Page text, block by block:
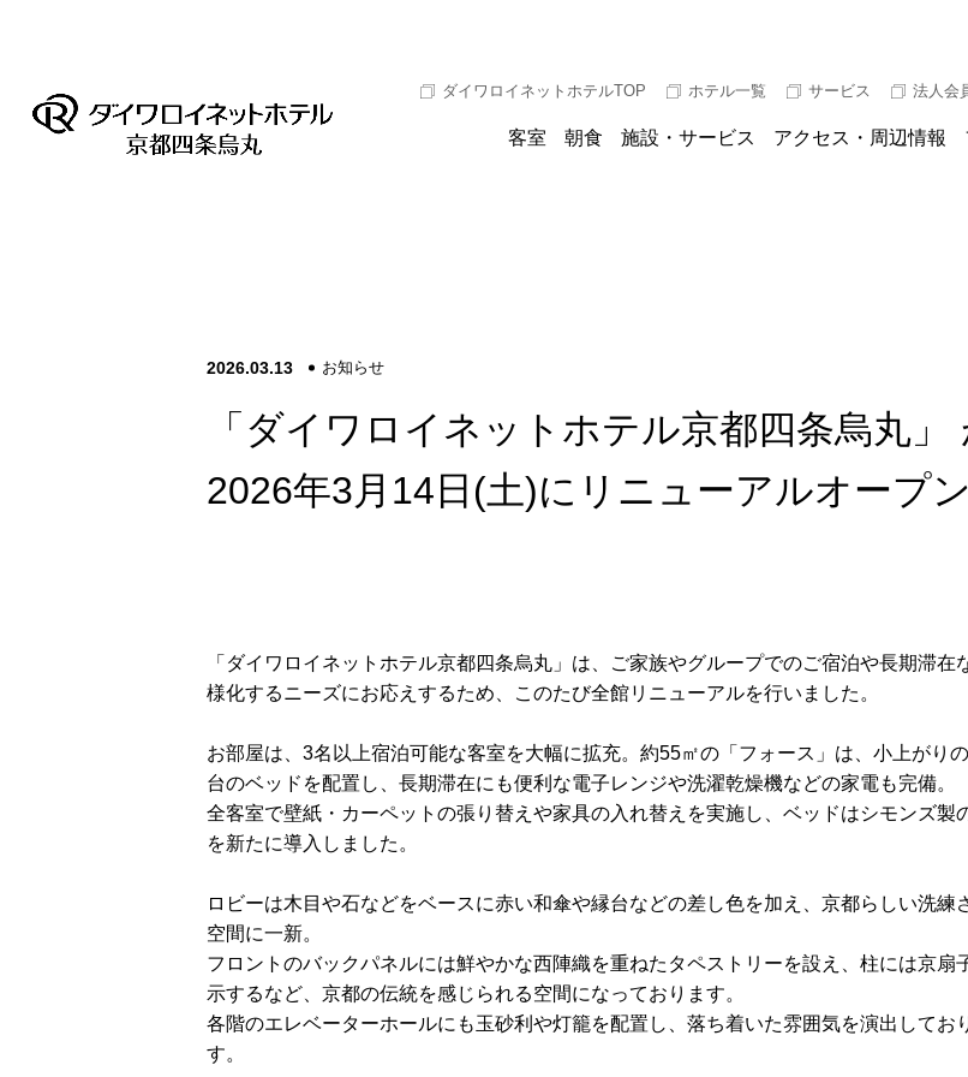
ダイワロイネットホテルTOP ホテル一覧 サービス 法人会
客室 朝食 施設・サービス アクセス・周辺情報
2026.03.13 お知らせ
「ダイワロイネットホテル京都四条烏丸」
2026年3月14日(土)にリニューアルオープン
「ダイワロイネットホテル京都四条烏丸」は、ご家族やグループでのご宿泊や長期滞在
様化するニーズにお応えするため、このたび全館リニューアルを行いました。
お部屋は、3名以上宿泊可能な客室を大幅に拡充。約55㎡の「フォース」は、小上がり
台のベッドを配置し、長期滞在にも便利な電子レンジや洗濯乾燥機などの家電も完備。
全客室で壁紙・カーペットの張り替えや家具の入れ替えを実施し、ベッドはシモンズ製
を新たに導入しました。
ロビーは木目や石などをベースに赤い和傘や縁台などの差し色を加え、京都らしい洗練
空間に一新。
フロントのバックパネルには鮮やかな西陣織を重ねたタペストリーを設え、柱には京扇
示するなど、京都の伝統を感じられる空間になっております。
各階のエレベーターホールにも玉砂利や灯籠を配置し、落ち着いた雰囲気を演出してお
す。